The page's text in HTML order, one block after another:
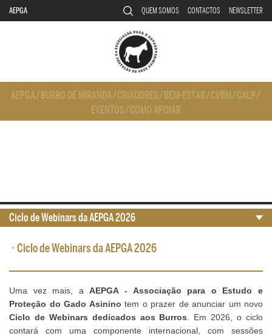
AEPGA QUEM SOMOS CONTACTOS NEWSLETTER
AEPGA/ BURRO DE MIRANDA/CRIADORES/ BEM-ESTAR/CVBM/CALP/
EVENTOS/COMO APOIAR
•Ciclo de Webinars da AEPGA 2026
Uma vez mais, aAEPGA - Associação para o Estudo e
Proteção do Gado Asinino tem o prazer de anunciar um novo
Ciclo de Webinars dedicados aos Burros . Em 2026, o ciclo
contará com uma componente internacional, com sessões
Ciclo de Webinars da AEPGA 2026